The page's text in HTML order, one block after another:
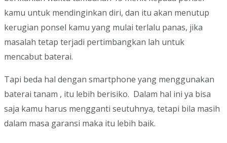
kamu untuk mendinginkan diri, dan itu akan menutup
kerugian ponsel kamu yang mulai terlalu panas, jika
masalah tetap terjadi pertimbangkan lah untuk
mencabut baterai.
Tapi beda hal dengan smartphone yang menggunakan
baterai tanam , itu lebih berisiko. Dalam hal ini ya bisa
saja kamu harus mengganti seutuhnya, tetapi bila masih
dalam masa garansi maka itu lebih baik.